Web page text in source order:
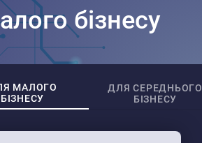
бізнесу
МАЛОГО
БІЗНЕСУ
ДЛЯ СЕРЕДНЬОГО
БІЗНЕСУ